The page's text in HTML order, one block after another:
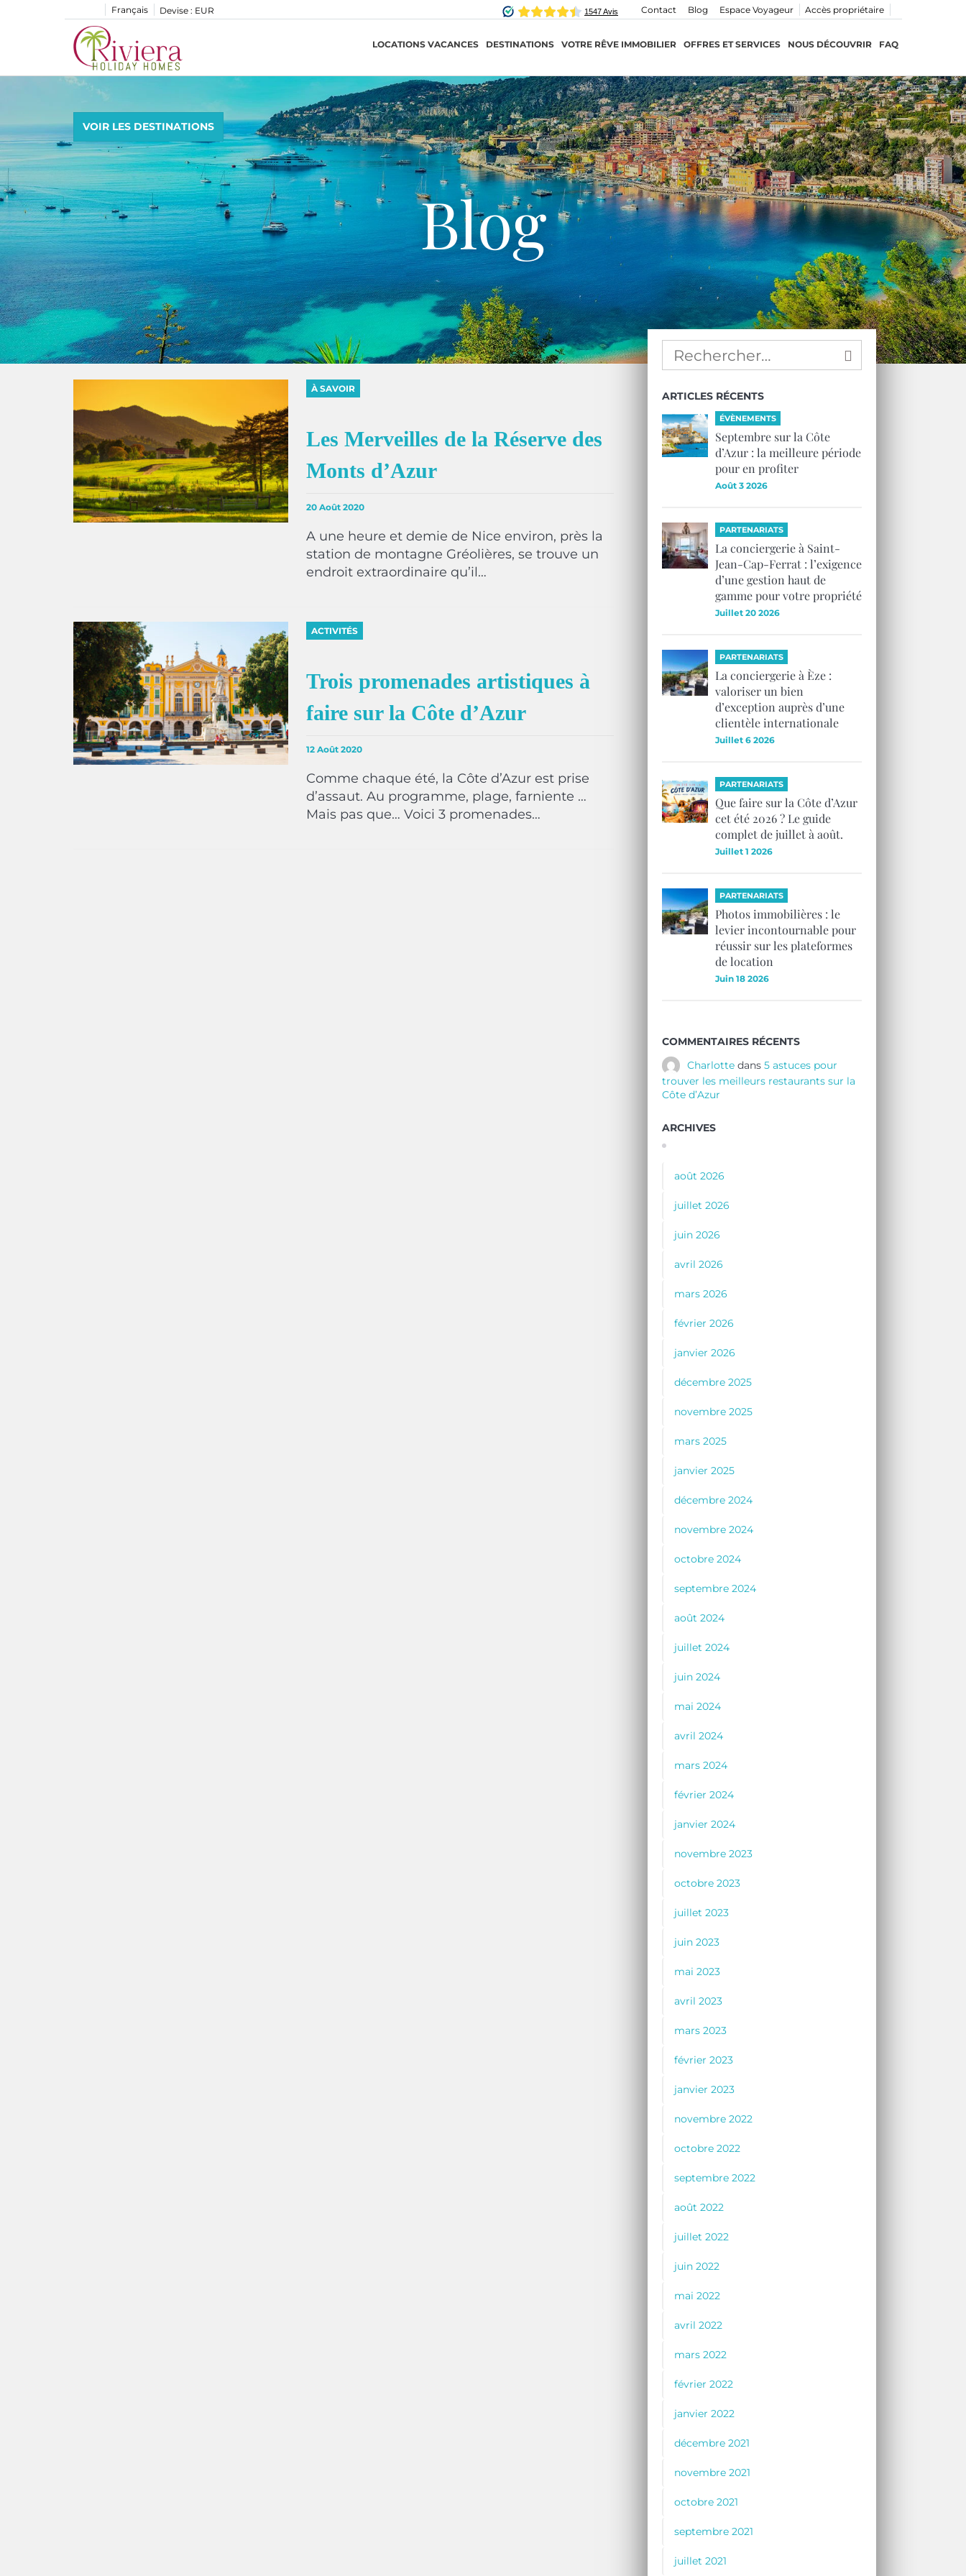
Français Devise : EUR Accès propriétaire
Espace Voyageur
Blog
Contact
LOCATIONS VACANCES DESTINATIONS VOTRE RÊVE IMMOBILIER OFFRES ET SERVICES NOUS DÉCOUVRIR FAQ
VOIR LES DESTINATIONS
Blog
À SAVOIR
Les Merveilles de la Réserve des
Monts d’Azur
20 Août 2020
A une heure et demie de Nice environ, près la
station de montagne Gréolières, se trouve un
endroit extraordinaire qu’il…
ACTIVITÉS
Trois promenades artistiques à
faire sur la Côte d’Azur
12 Août 2020
Comme chaque été, la Côte d’Azur est prise
d’assaut. Au programme, plage, farniente …
Mais pas que… Voici 3 promenades…
ARTICLES RÉCENTS
ÉVÈNEMENTS
Septembre sur la Côte
d’Azur : la meilleure période
pour en profiter
Août 3 2026
PARTENARIATS
La conciergerie à Saint-
Jean-Cap-Ferrat : l’exigence
d’une gestion haut de
gamme pour votre propriété
Juillet 20 2026
PARTENARIATS
La conciergerie à Èze :
valoriser un bien
d’exception auprès d’une
clientèle internationale
Juillet 6 2026
PARTENARIATS
Que faire sur la Côte d’Azur
cet été 2026 ? Le guide
complet de juillet à août.
Juillet 1 2026
PARTENARIATS
Photos immobilières : le
levier incontournable pour
réussir sur les plateformes
de location
Juin 18 2026
COMMENTAIRES RÉCENTS
Charlotte dans5 astuces pour
trouver les meilleurs restaurants sur la
Côte d’Azur
ARCHIVES
août 2026
juillet 2026
juin 2026
avril 2026
mars 2026
février 2026
janvier 2026
décembre 2025
novembre 2025
mars 2025
janvier 2025
décembre 2024
novembre 2024
octobre 2024
septembre 2024
août 2024
juillet 2024
juin 2024
mai 2024
avril 2024
mars 2024
février 2024
janvier 2024
novembre 2023
octobre 2023
juillet 2023
juin 2023
mai 2023
avril 2023
mars 2023
février 2023
janvier 2023
novembre 2022
octobre 2022
septembre 2022
août 2022
juillet 2022
juin 2022
mai 2022
avril 2022
mars 2022
février 2022
janvier 2022
décembre 2021
novembre 2021
octobre 2021
septembre 2021
juillet 2021